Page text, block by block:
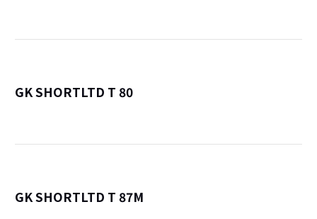
GK SHORTLTD T 80
GK SHORTLTD T 87M